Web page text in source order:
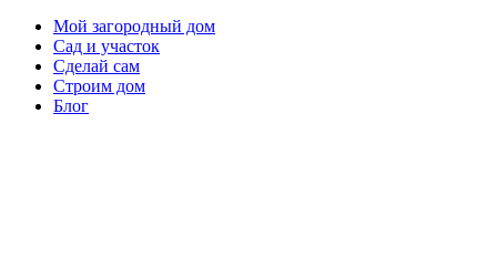
Мой загородный дом
Сад и участок
Сделай сам
Строим дом
Блог